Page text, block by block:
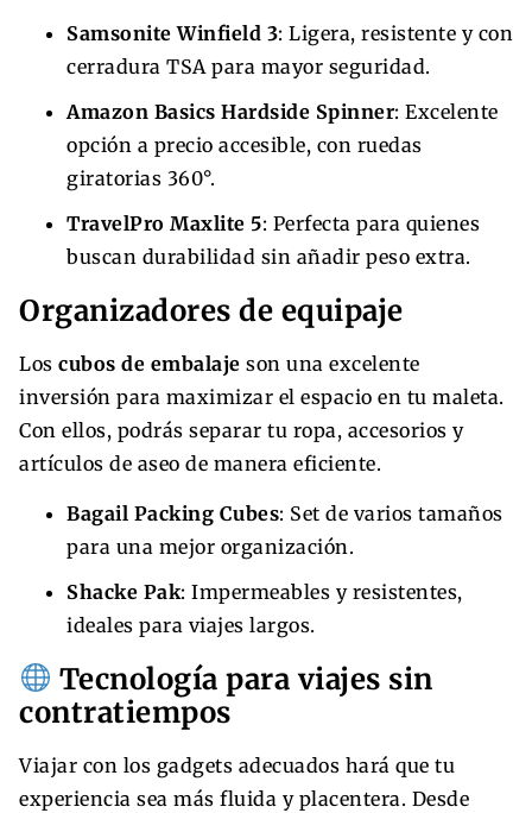
Samsonite Winfield 3: Ligera, resistente y con
cerradura TSA para mayor seguridad.
Amazon Basics Hardside Spinner: Excelente
opción a precio accesible, con ruedas
giratorias 360°.
TravelPro Maxlite 5: Perfecta para quienes
buscan durabilidad sin añadir peso extra.
Organizadores de equipaje
Los cubos de embalaje son una excelente
inversión para maximizar el espacio en tu maleta.
Con ellos, podrás separar tu ropa, accesorios y
artículos de aseo de manera eficiente.
Bagail Packing Cubes: Set de varios tamaños
para una mejor organización.
Shacke Pak: Impermeables y resistentes,
ideales para viajes largos.
Tecnología para viajes sin
contratiempos
Viajar con los gadgets adecuados hará que tu
experiencia sea más fluida y placentera. Desde